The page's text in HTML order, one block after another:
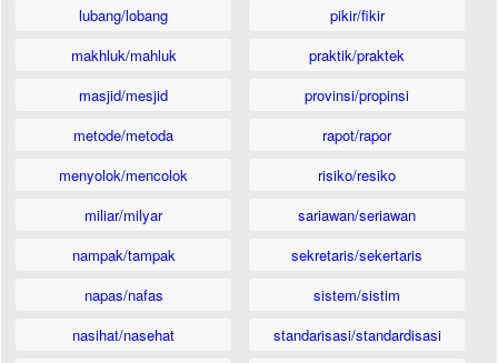
lubang/lobang
makhluk/mahluk
masjid/mesjid
metode/metoda
menyolok/mencolok
miliar/milyar
nampak/tampak
napas/nafas
nasihat/nasehat
pikir/fikir
praktik/praktek
provinsi/propinsi
rapot/rapor
risiko/resiko
sariawan/seriawan
sekretaris/sekertaris
sistem/sistim
standarisasi/standardisasi